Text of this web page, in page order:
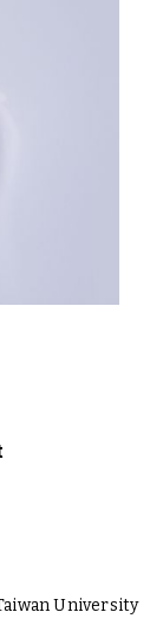
University